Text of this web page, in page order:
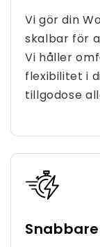
Vi gör din
skalbar för
Vi håller
flexibilitet i
tillgodose